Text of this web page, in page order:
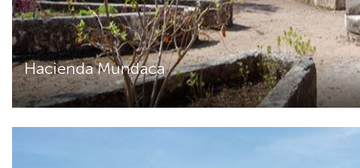
Hacienda Mundaca